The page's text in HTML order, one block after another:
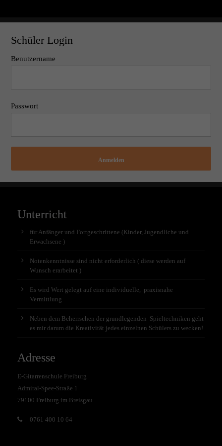
Schüler Login
Benutzername
Passwort
Anmelden
Unterricht
für Anfänger und Fortgeschrittene (Kinder, Jugendliche und
Erwachsene )
Notenkenntnisse sind nicht erforderlich ( diese werden auf
Wunsch erarbeitet )
Es wird Wert gelegt auf eine individuelle, praxisnahe
Vermittlung
Neben dem Beherrschen der grundlegenden Spieltechniken geht
es mir darum die Kreativität jedes einzelnen Schülers zu wecken!
Adresse
E-Gitarrenschule Freiburg
Admiral-Spee-Straße 1
79100 Freiburg im Breisgau
0761 400 10 64